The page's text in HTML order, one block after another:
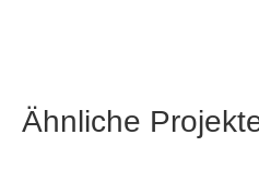
Ähnliche